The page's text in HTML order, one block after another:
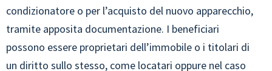
condizionatore o per l’acquisto del nuovo apparecchio,
tramite apposita documentazione. I beneficiari
possono essere proprietari dell’immobile o i titolari di
un diritto sullo stesso, come locatari oppure nel caso